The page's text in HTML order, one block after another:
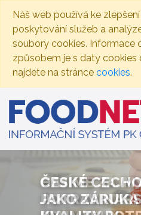
Náš web používá ke
poskytování služeb a
soubory cookies. Informace
způsobem je s daty cookies
najdete na stránce cookies.
ČESKÉ
JAKO